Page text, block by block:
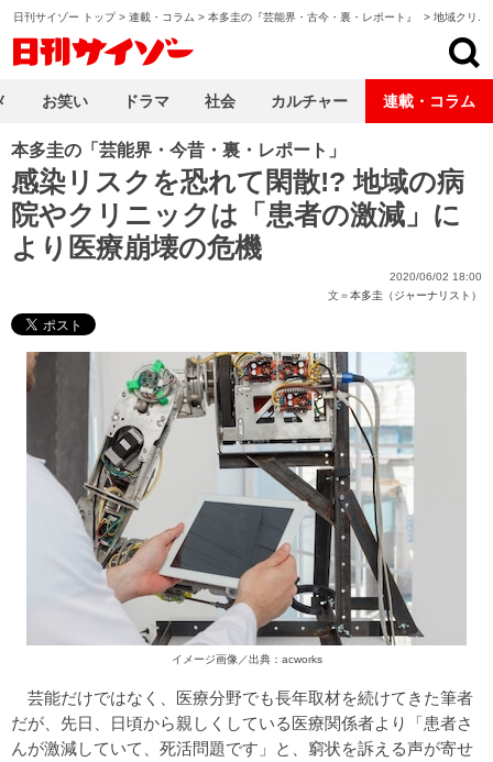
日刊サイゾー トップ> 連載・コラム > 本多圭の『芸能界・古今・裏・レポート』 > 地域クリニ
本多圭の「芸能界・今昔・裏・レポート」
感染リスクを恐れて閑散!? 地域の病
院やクリニックは「患者の激減」に
より医療崩壊の危機
2020/06/02 18:00
文＝本多圭（ジャーナリスト）
イメージ画像／出典：acworks
芸能だけではなく、医療分野でも長年取材を続けてきた筆者
だが、先日、日頃から親しくしている医療関係者より「患者さ
んが激減していて、死活問題です」と、窮状を訴える声が寄せ
お笑い ドラマ 社会 カルチャー 連載・コラム